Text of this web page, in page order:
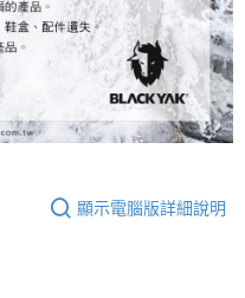
顯示電腦版詳細說明